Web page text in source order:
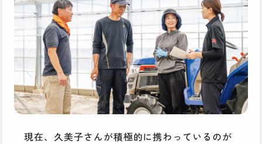
現在、久美子さんが積極的に携わっているのが